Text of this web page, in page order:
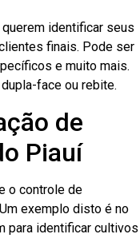
querem identificar seus
finais. Pode ser
e muito mais.
face ou rebite.
de
Piauí
o controle de
exemplo disto é no
para identificar cultivos